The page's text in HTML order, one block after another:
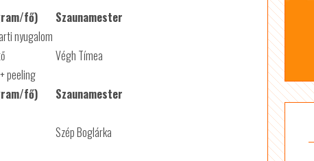
fő)
Szaunamester
nyugalom
Végh Tímea
peeling
fő)
Szaunamester
Szép Boglárka